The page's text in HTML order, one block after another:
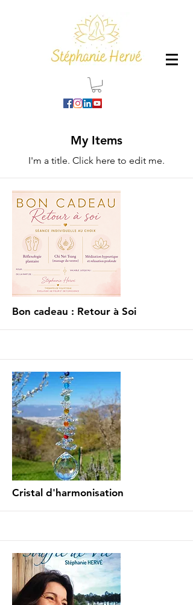
My Items
I'm a title. ​Click here to edit me.
Bon cadeau : Retour à Soi
More
Cristal d'harmonisation